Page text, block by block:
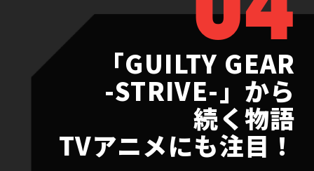
「GUILTY GEAR
-STRIVE-」から
続く物語
TVアニメにも注目！